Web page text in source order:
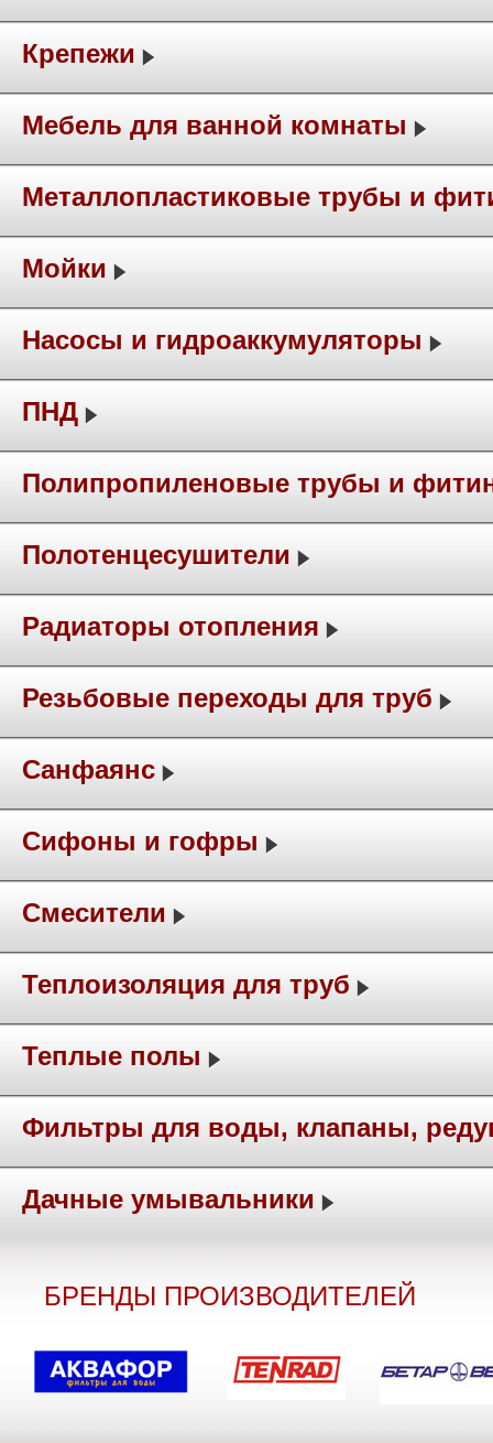
Крепежи
Мебель для ванной комнаты
Металлопластиковые трубы и
Мойки
Насосы и гидроаккумуляторы
ПНД
Полипропиленовые трубы и
Полотенцесушители
Радиаторы отопления
Резьбовые переходы для труб
Санфаянс
Сифоны и гофры
Смесители
Теплоизоляция для труб
Теплые полы
Фильтры для воды, клапаны,
Дачные умывальники
БРЕНДЫ ПРОИЗВОДИТЕЛЕЙ